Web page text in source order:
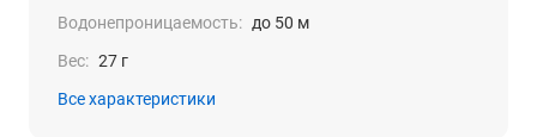
Водонепроницаемость: до 50 м
Вес: 27 г
Все характеристики